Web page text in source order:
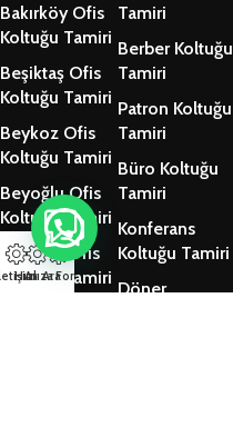
Bakırköy Ofis
Koltuğu Tamiri
Beşiktaş Ofis
Koltuğu Tamiri
Beykoz Ofis
Koltuğu Tamiri
Beyoğlu Ofis
Koltuğu Tamiri
Kadıköy Ofis
Koltuğu Tamiri
Tamiri
Berber Koltuğu
Tamiri
Patron Koltuğu
Tamiri
Büro Koltuğu
Tamiri
Konferans
Koltuğu Tamiri
Döner
Hızlı Ara
Arıza Formu